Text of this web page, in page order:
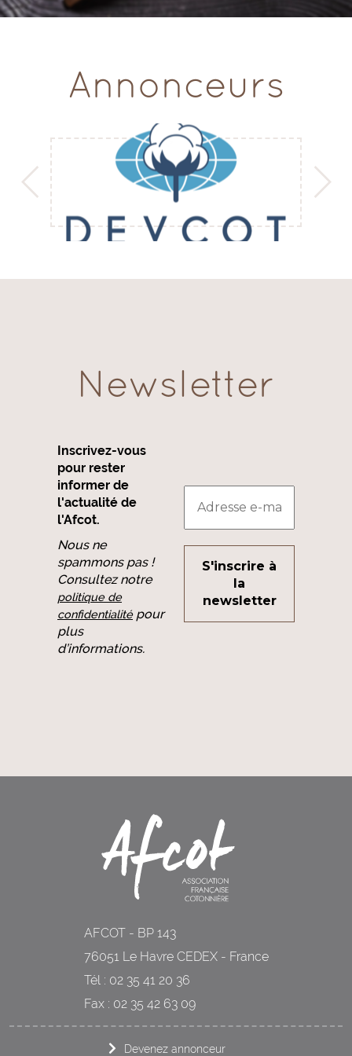
Annonceurs
Newsletter
Inscrivez-vous
pour rester
informer de
l'actualité de
l'Afcot.
Nous ne
spammons pas !
Consultez notre
politique de
confidentialitépour
plus
d’informations.
AFCOT - BP 143
76051 Le Havre CEDEX - France
Tél : 02 35 41 20 36
Fax : 02 35 42 63 09
Devenez annonceur